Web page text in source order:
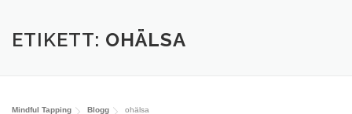
OM OSS BLOGG
ETIKETT: OHÄLSA
Mindful Tapping Blogg ohälsa